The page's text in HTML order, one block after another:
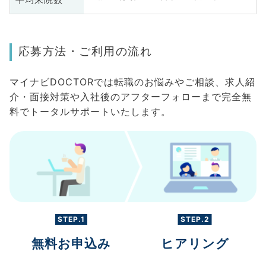
応募方法・ご利用の流れ
マイナビDOCTORでは転職のお悩みやご相談、求人紹
介・面接対策や入社後のアフターフォローまで完全無
料でトータルサポートいたします。
STEP.1
無料お申込み
STEP.2
ヒアリング